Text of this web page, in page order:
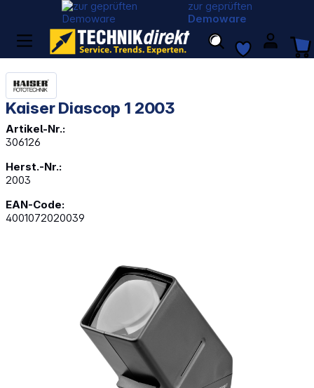
zur geprüften
Demoware
Kaiser Diascop 1 2003
Artikel-Nr.:
306126
Herst.-Nr.:
2003
EAN-Code:
4001072020039
Bildergalerie überspringen